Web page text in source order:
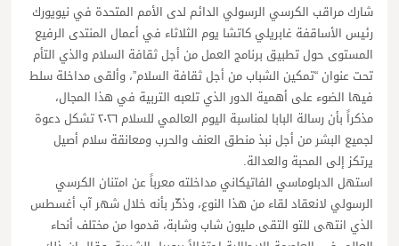
شارك مراقب الكرسي الرسولي الدائم لدى الأمم المتحدة في نيويورك
رئيس الأساقفة غابريلي كاتشا يوم الثلاثاء في أعمال المنتدى الرفيع
المستوى حول تطبيق برنامج العمل من أجل ثقافة السلام والذي التأم
تحت عنوان “تمكين الشباب من أجل ثقافة السلام”، وألقى مداخلة سلط
فيها الضوء على أهمية الدور الذي تلعبه التربية في هذا المجال،
مذكراً بأن رسالة البابا لمناسبة اليوم العالمي للسلام ٢٠٢٦ تشكل دعوة
لجميع البشر من أجل نبذ منطق العنف والحرب ومعانقة سلام أصيل
يرتكز إلى المحبة والعدالة.
استهل الدبلوماسي الفاتيكاني مداخلته معرباً عن امتنان الكرسي
الرسولي لانعقاد لقاء من هذا النوع، وذكّر بأنه خلال شهر آب أغسطس
الذي انتهى للتو التقى مليون شاب وشابة، قدموا من مختلف أنحاء